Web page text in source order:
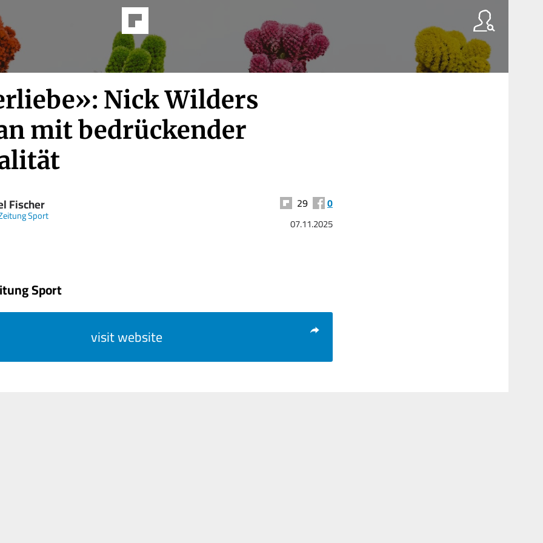
Nick Wilders
mit bedrückender
Fischer
Sport
29 0
07.11.2025
Sport
visit website